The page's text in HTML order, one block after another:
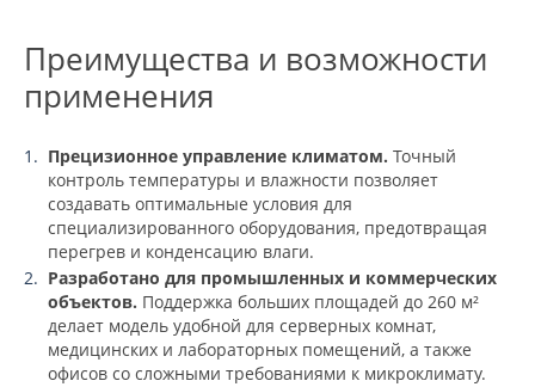
Преимущества и возможности
применения
Прецизионное управление климатом. Точный
контроль температуры и влажности позволяет
создавать оптимальные условия для
специализированного оборудования, предотвращая
перегрев и конденсацию влаги.
Разработано для промышленных и коммерческих
объектов. Поддержка больших площадей до 260 м²
делает модель удобной для серверных комнат,
медицинских и лабораторных помещений, а также
офисов со сложными требованиями к микроклимату.